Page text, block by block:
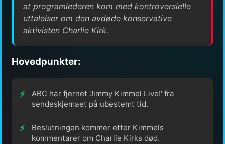
at programlederen kom med kontroversielle
uttalelser om den avdøde konservative
aktivisten Charlie Kirk.
Hovedpunkter:
ABC har fjernet 'Jimmy Kimmel Live!' fra
sendeskjemaet på ubestemt tid.
Beslutningen kommer etter Kimmels
kommentarer om Charlie Kirks død.